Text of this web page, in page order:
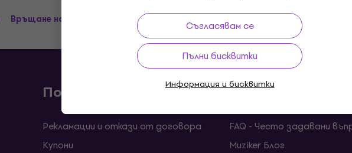
Съгласявам се
Пълни бисквитки
Информация и бисквитки
Връщане на стоки до 30 дни Безплатна доставка
Покупка
Рекламации и откази от договора
Kупони
Полезни линкове
FAQ - Често задавани
Muziker Блог